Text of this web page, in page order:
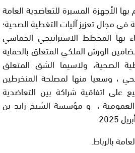
الأجهزة المسيرة للتعاضدية العامة
مجال تعزيز آليات التغطية الصحية؛
بها المخطط الاستراتيجي الخماسي
لمضامين الورش الملكي المتعلق بالحماية
الصحية، ولاسيما الشق المتعلق
، وسعيا منها لمصلحة المنخرطين
اتفاقية شراكة بين التعاضدية
العمومية ، و مؤسسة الشيخ زايد بن
بالرباط.